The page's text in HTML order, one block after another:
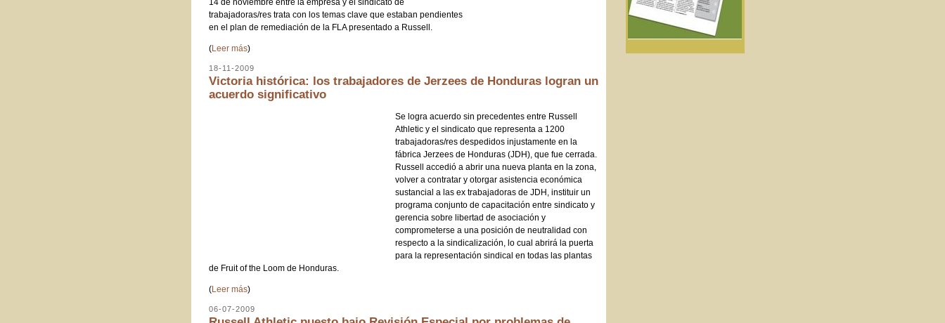
trabajadoras/res trata con los temas clave que estaban pendientes
en el plan de remediación de la FLA presentado a Russell.
(Leer más)
18-11-2009
Victoria histórica: los trabajadores de Jerzees de Honduras logran un
acuerdo significativo
Se logra acuerdo sin precedentes entre Russell
Athletic y el sindicato que representa a 1200
trabajadoras/res despedidos injustamente en la
fábrica Jerzees de Honduras (JDH), que fue cerrada.
Russell accedió a abrir una nueva planta en la zona,
volver a contratar y otorgar asistencia económica
sustancial a las ex trabajadoras de JDH, instituir un
programa conjunto de capacitación entre sindicato y
gerencia sobre libertad de asociación y
comprometerse a una posición de neutralidad con
respecto a la sindicalización, lo cual abrirá la puerta
para la representación sindical en todas las plantas
de Fruit of the Loom de Honduras.
(Leer más)
06-07-2009